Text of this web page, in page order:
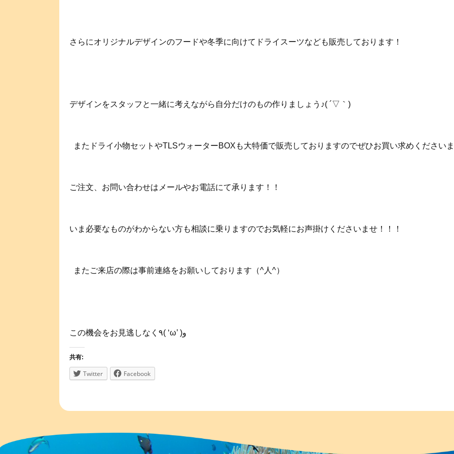
さらにオリジナルデザインのフードや冬季に向けてドライスーツなども販売しております！
デザインをスタッフと一緒に考えながら自分だけのもの作りましょう♪( ´▽｀) ⁡ ⁡
またドライ小物セットやTLSウォーターBOXも大特価で販売しておりますのでぜひお買い求めください
ご注文、お問い合わせはメールやお電話にて承ります！！ ⁡ ⁡ ⁡ ⁡
いま必要なものがわからない方も相談に乗りますのでお気軽にお声掛けくださいませ！！！ ⁡
⁡ ⁡ またご来店の際は事前連絡をお願いしております（^人^） ⁡
共有:
Twitter Facebook